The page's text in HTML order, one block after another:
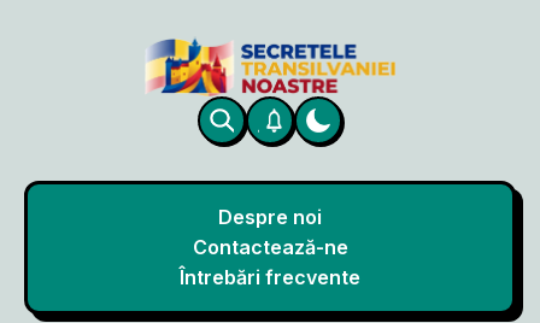
Despre noi
Contactează-ne
Întrebări frecvente